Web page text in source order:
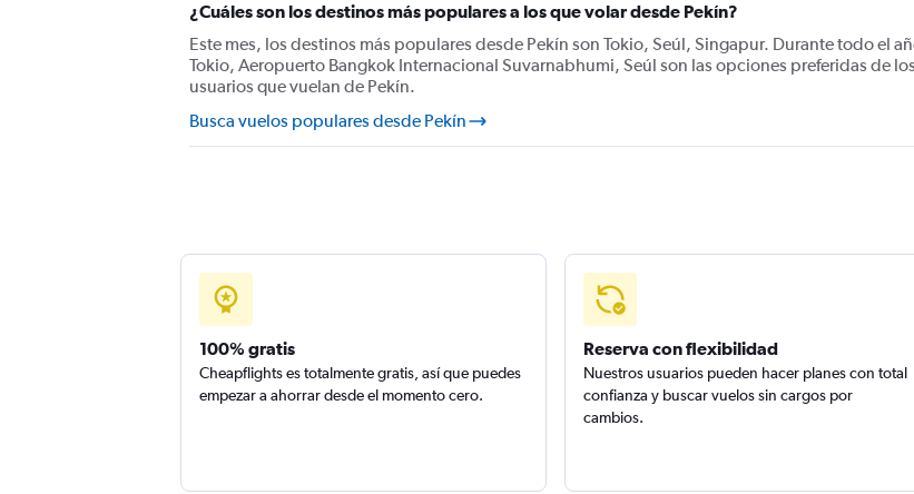
¿Cuáles son los destinos más populares a los que volar desde Pekín?
Este mes, los destinos más populares desde Pekín son Tokio, Seúl, Singapur. Durante todo el
Tokio, Aeropuerto Bangkok Internacional Suvarnabhumi, Seúl son las opciones preferidas de los
usuarios que vuelan de Pekín.
Busca vuelos populares desde Pekín
100% gratis
Cheapflights es totalmente gratis, así que puedes
empezar a ahorrar desde el momento cero.
Reserva con flexibilidad
Nuestros usuarios pueden hacer planes con total
confianza y buscar vuelos sin cargos por
cambios.